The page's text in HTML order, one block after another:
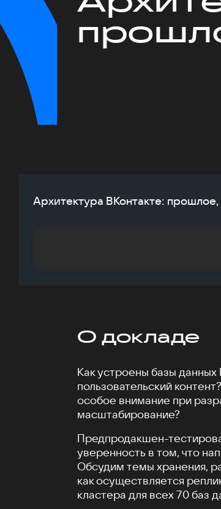
Архитектура ВКонтакте:
О докладе
Как устроены базы данных
пользовательский
особое внимание при
масштабирование?
Предпродакшен-
уверенность в том, что
Обсудим темы хранения,
как осуществляется
кластера для всех 70 баз